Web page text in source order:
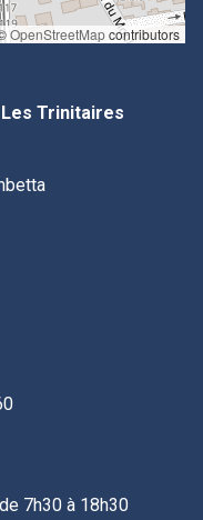
OpenStreetMapcontributors
Trinitaires
7h30 à 18h30